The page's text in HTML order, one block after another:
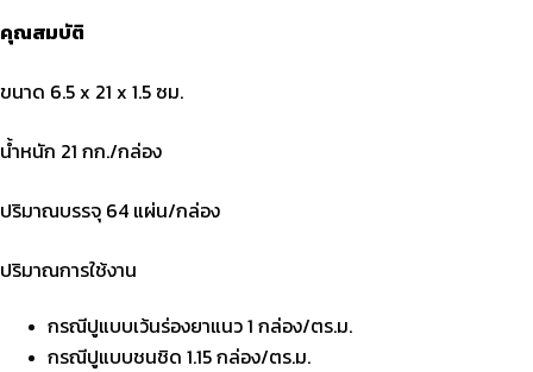
คุณสมบัติ
ขนาด 6.5 x 21 x 1.5 ซม.
น้ำหนัก 21 กก./กล่อง
ปริมาณบรรจุ 64 แผ่น/กล่อง
ปริมาณการใช้งาน
กรณีปูแบบเว้นร่องยาแนว 1 กล่อง/ตร.ม.
กรณีปูแบบชนชิด 1.15 กล่อง/ตร.ม.